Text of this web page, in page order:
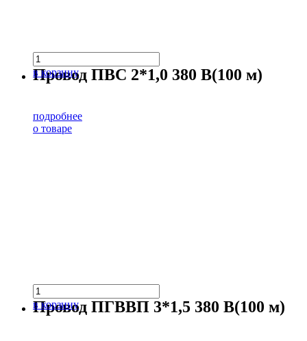
в корзину
Провод ПВС 2*1,0 380 В(100 м)
подробнее
о товаре
в корзину
Провод ПГВВП 3*1,5 380 В(100 м)